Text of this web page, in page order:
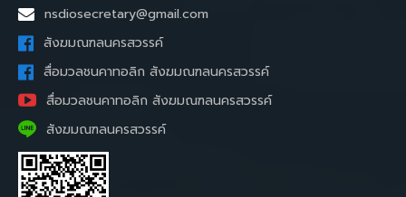
nsdiosecretary@gmail.com
สังฆมณฑลนครสวรรค์
สื่อมวลชนคาทอลิก สังฆมณฑลนครสวรรค์
สื่อมวลชนคาทอลิก สังฆมณฑลนครสวรรค์
สังฆมณฑลนครสวรรค์